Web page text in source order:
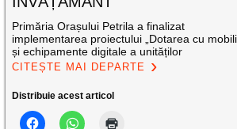
Primăria Orașului Petrila a finalizat
implementarea proiectului „Dotarea cu
și echipamente digitale a unităților
CITEȘTE MAI DEPARTE
Distribuie acest articol